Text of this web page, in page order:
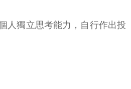
人獨立思考能力，自行作出投